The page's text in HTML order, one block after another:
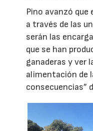
Pino avanzó que
a través de las
serán las
que se han
ganaderas y ver
alimentación de
consecuencias”